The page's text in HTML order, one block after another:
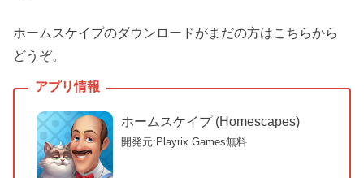
ホームスケイプのダウンロードがまだの方はこちらから
どうぞ。
ホームスケイプ (Homescapes)
開発元:Playrix Games無料